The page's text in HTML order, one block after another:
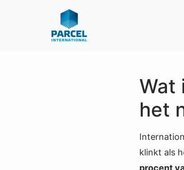
Wat
het
klinkt als
procent